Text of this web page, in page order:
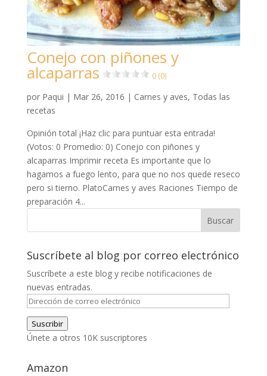
Conejo con piñones y
alcaparras 0 (0)
por Paqui | Mar 26, 2016 | Carnes y aves, Todas las
recetas
Opinión total ¡Haz clic para puntuar esta entrada!
(Votos: 0 Promedio: 0) Conejo con piñones y
alcaparras Imprimir receta Es importante que lo
hagamos a fuego lento, para que no nos quede reseco
pero si tierno. PlatoCarnes y aves Raciones Tiempo de
preparación 4...
Suscríbete al blog por correo electrónico
Suscríbete a este blog y recibe notificaciones de
nuevas entradas.
Dirección
de
correo
electrónico
Suscribir
Únete a otros 10K suscriptores
Amazon